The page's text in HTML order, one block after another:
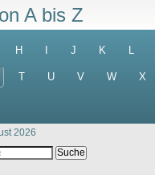
A bis Z
H J K L
T U V W X
2026